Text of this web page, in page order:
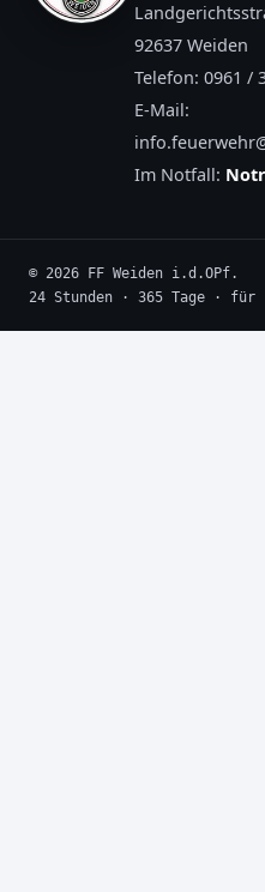
92637 Weiden
Telefon: 0961 /
E-Mail:
Im Notfall:
© 2026 FF Weiden i.d.OPf.
24 Stunden · 365 Tage ·